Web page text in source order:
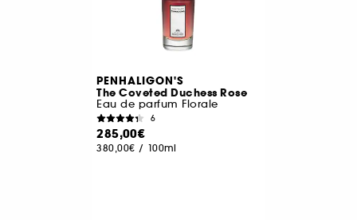
PENHALIGON'S
The Coveted Duchess Rose
Eau de parfum Florale
6
285,00€
380,00€ / 100ml